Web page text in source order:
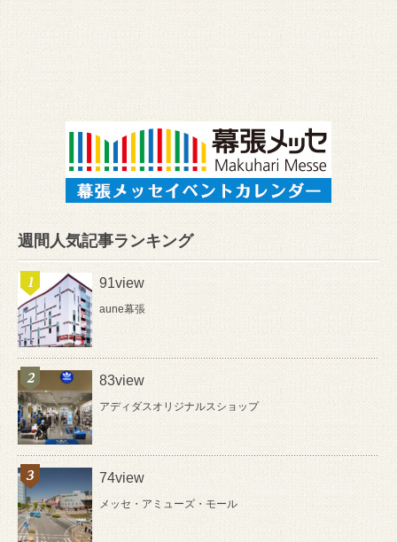
週間人気記事ランキング
91view
aune幕張
83view
アディダスオリジナルスショップ
74view
メッセ・アミューズ・モール